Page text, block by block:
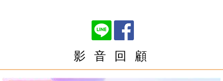
影 音 回 顧